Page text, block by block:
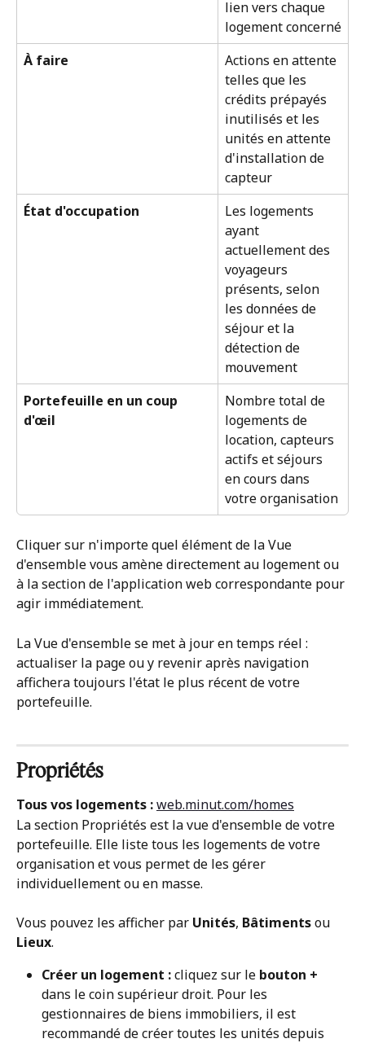
lien vers chaque
logement concerné
À faire
Actions en attente
telles que les
crédits prépayés
inutilisés et les
unités en attente
d'installation de
capteur
État d'occupation
Les logements
ayant
actuellement des
voyageurs
présents, selon
les données de
séjour et la
détection de
mouvement
Portefeuille en un coup
d'œil
Nombre total de
logements de
location, capteurs
actifs et séjours
en cours dans
votre organisation
Cliquer sur n'importe quel élément de la Vue
d'ensemble vous amène directement au logement ou
à la section de l'application web correspondante pour
agir immédiatement.
La Vue d'ensemble se met à jour en temps réel :
actualiser la page ou y revenir après navigation
affichera toujours l'état le plus récent de votre
portefeuille.
Propriétés
Tous vos logements : web.minut.com/homes
La section Propriétés est la vue d'ensemble de votre
portefeuille. Elle liste tous les logements de votre
organisation et vous permet de les gérer
individuellement ou en masse.
Vous pouvez les afficher par Unités, Bâtiments ou
Lieux.
Créer un logement : cliquez sur le bouton +
dans le coin supérieur droit. Pour les
gestionnaires de biens immobiliers, il est
recommandé de créer toutes les unités depuis